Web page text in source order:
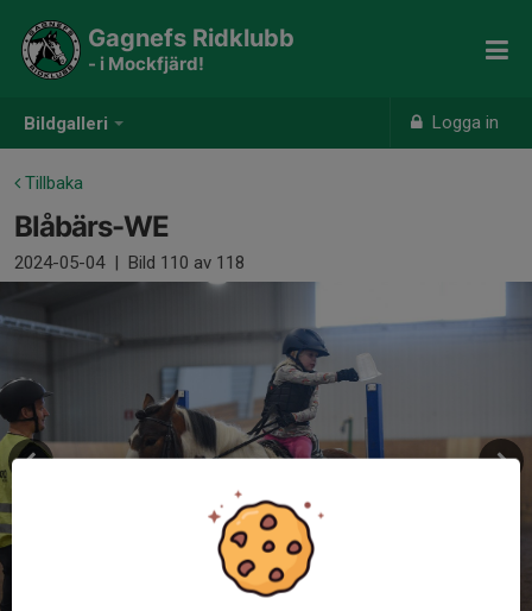
Bildgalleri Logga in
Gagnefs Ridklubb
- i Mockfjärd!
Tillbaka
Blåbärs-WE
2024-05-04 | Bild 110 av 118